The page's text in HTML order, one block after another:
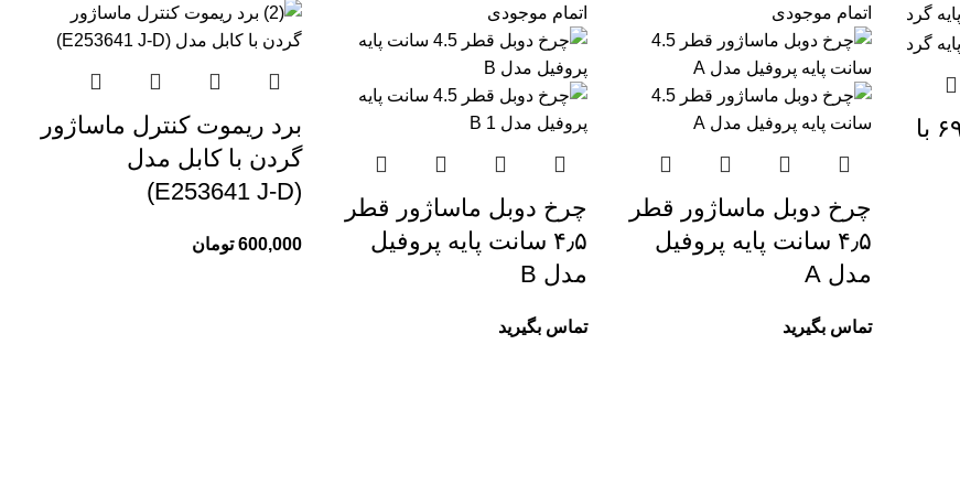
چرخ ماساژور قطر ۶۹ با
اتمام موجودی
چرخ دوبل ماساژور قطر
۴٫۵ سانت پایه پروفیل
مدل A
تماس بگیرید
اتمام موجودی
چرخ دوبل ماساژور قطر
۴٫۵ سانت پایه پروفیل
مدل B
تماس بگیرید
برد ریموت کنترل ماساژور
گردن با کابل مدل
(E253641 J-D)
600,000 تومان